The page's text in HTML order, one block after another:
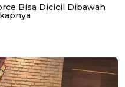
Bisa Dicicil Dibawah